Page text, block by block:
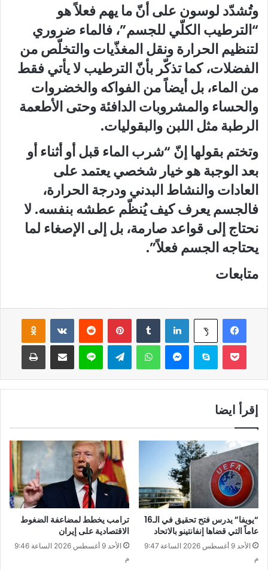
وتُشدّد لوسون على أنّ ما يهم فعلاً هو
“الترطيب الكلّي للجسم”، فالماء ضروري
لتنظيم الحرارة ونقل المغذّيات والتخلّص من
الفضلات، كما تذكّر بأنّ الترطيب لا يأتي فقط
من الماء، بل أيضاً من الفواكه والخضروات
والحساء والمشروبات الدافئة وحتى الأطعمة
الرطبة مثل اللبن والبقوليات.
وتختم بقولها إنّ “شرب الماء قبل أو أثناء أو
بعد الوجبة هو خيار شخصي يعتمد على
العادات والنشاط البدني ودرجة الحرارة،
فالجسم يعرف كيف يُنظّم عطشه بنفسه. لا
نحتاج إلى قواعد صارمة، بل إلى الإصغاء لما
يحتاجه الجسم فعلاً”.
متابعات
فيسبوك ‫X لينكدإن بينتيريست
سكايب واتساب لاين
إقرأ ايضا
“يويفا” يدرس فتح تحقيق في الـ16
عاماً التي قضاها إنفانتينو بالاتحاد
الأحد 9 أغسطس 2026 الساعة 9:47
م
ترامب يخطط لمضاعفة الضغوط
الاقتصادية على إيران
الأحد 9 أغسطس 2026 الساعة 9:46
م